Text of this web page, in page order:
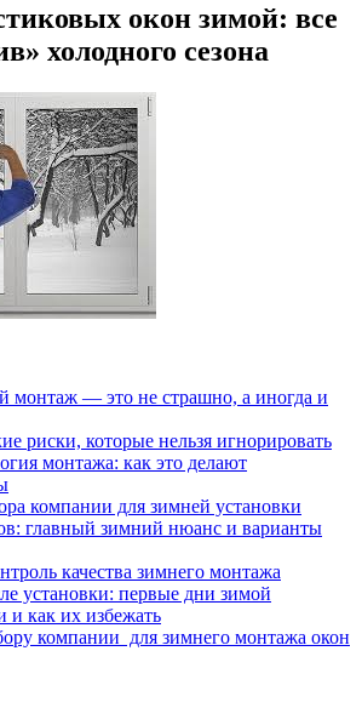
окон зимой: все
холодного сезона
монтаж — это не страшно, а иногда и
риски, которые нельзя игнорировать
монтажа: как это делают
компании для зимней установки
главный зимний нюанс и варианты
качества зимнего монтажа
установки: первые дни зимой
и как их избежать
компании для зимнего монтажа окон